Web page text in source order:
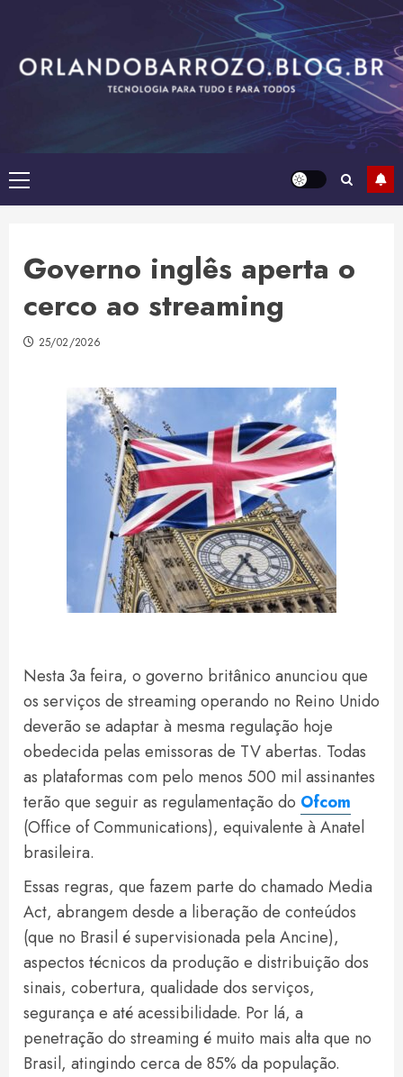
content
Primary
Menu
Governo inglês aperta o
cerco ao streaming
25/02/2026
Nesta 3a feira, o governo britânico anunciou que
os serviços de streaming operando no Reino Unido
deverão se adaptar à mesma regulação hoje
obedecida pelas emissoras de TV abertas. Todas
as plataformas com pelo menos 500 mil assinantes
terão que seguir as regulamentação do Ofcom
(Office of Communications), equivalente à Anatel
brasileira.
Essas regras, que fazem parte do chamado Media
Act, abrangem desde a liberação de conteúdos
(que no Brasil é supervisionada pela Ancine),
aspectos técnicos da produção e distribuição dos
sinais, cobertura, qualidade dos serviços,
segurança e até acessibilidade. Por lá, a
penetração do streaming é muito mais alta que no
Brasil, atingindo cerca de 85% da população.